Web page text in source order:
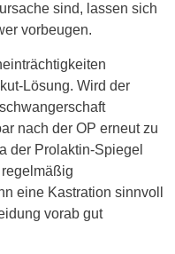
sind, lassen sich
vorbeugen.
Lösung. Wird der
nach der OP erneut zu
der Prolaktin-Spiegel
eine Kastration sinnvoll
vorab gut